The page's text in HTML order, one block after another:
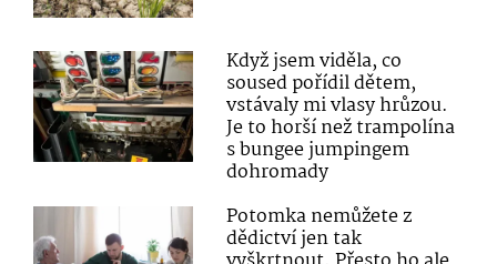
Když jsem viděla, co
soused pořídil dětem,
vstávaly mi vlasy hrůzou.
Je to horší než trampolína
s bungee jumpingem
dohromady
Potomka nemůžete z
dědictví jen tak